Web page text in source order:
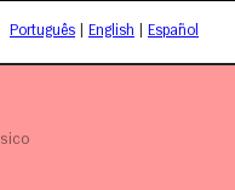
Português English Español